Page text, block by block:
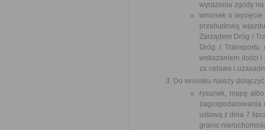
wyrażeniu zgody
wniosek o
przebudową
Zarządem Dróg i
Dróg i Transportu
wskazaniem ilości i
za celowe i
Do wniosku należy
rysunek, mapę
zagospodarowania
ustawą z dnia 7
granic